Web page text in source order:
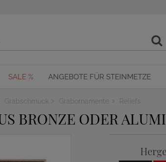
SALE % ANGEBOTE FÜR STEINMETZE
Grabschmuck Grabornamente Reliefs
BRONZE ODER